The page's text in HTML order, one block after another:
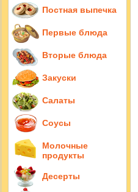
Постная выпечка
Первые блюда
Вторые блюда
Закуски
Салаты
Соусы
Молочные
продукты
Десерты